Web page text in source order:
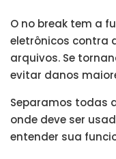
O no break tem a
eletrônicos contra
arquivos. Se
evitar danos
Separamos todas
onde deve ser
entender sua